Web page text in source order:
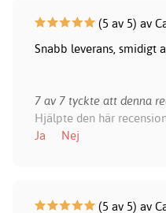
(5 av 5) av
Snabb leverans, smidigt
7 av 7 tyckte att denna
Hjälpte den här
Ja
Nej
(5 av 5) av